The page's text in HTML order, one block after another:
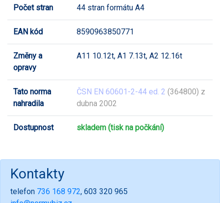
Počet stran 44 stran formátu A4
EAN kód 8590963850771
Změny a
opravy
A11 10.12t, A1 7.13t, A2 12.16t
Tato norma
nahradila
ČSN EN 60601-2-44 ed. 2 (364800) z
dubna 2002
Dostupnost skladem (tisk na počkání)
Kontakty
telefon 736 168 972, 603 320 965